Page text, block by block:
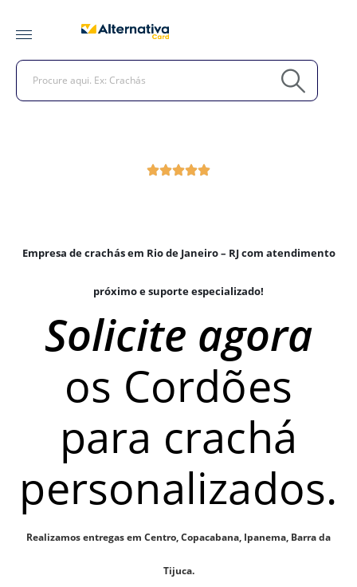
Empresa de crachás em Rio de Janeiro – RJ com atendimento
próximo e suporte especializado!
Solicite agora
os Cordões
para crachá
personalizados.
Realizamos entregas em Centro, Copacabana, Ipanema, Barra da
Tijuca.